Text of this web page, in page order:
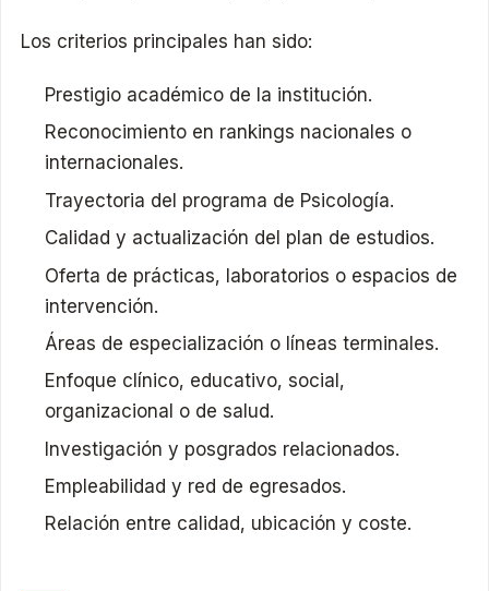
Los criterios principales han sido:
Prestigio académico de la institución.
Reconocimiento en rankings nacionales o
internacionales.
Trayectoria del programa de Psicología.
Calidad y actualización del plan de estudios.
Oferta de prácticas, laboratorios o espacios de
intervención.
Áreas de especialización o líneas terminales.
Enfoque clínico, educativo, social,
organizacional o de salud.
Investigación y posgrados relacionados.
Empleabilidad y red de egresados.
Relación entre calidad, ubicación y coste.